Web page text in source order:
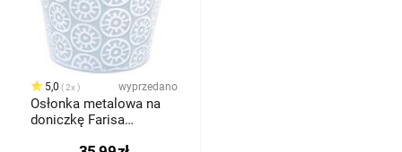
5,0 2x wyprzedano
Osłonka metalowa na
doniczkę Farisa